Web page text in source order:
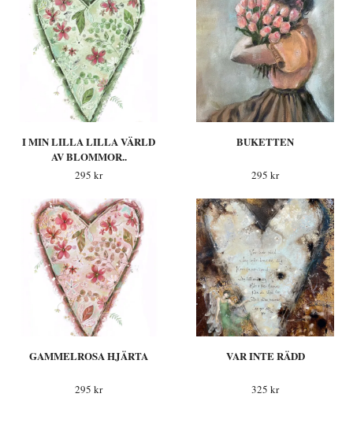
I MIN LILLA LILLA VÄRLD
AV BLOMMOR..
295 kr
BUKETTEN
295 kr
GAMMELROSA HJÄRTA
295 kr
VAR INTE RÄDD
325 kr